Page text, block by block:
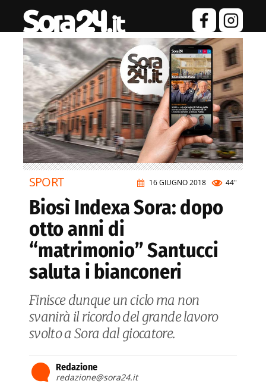
16 GIUGNO 2018 44"
SPORT
Biosì Indexa Sora: dopo
otto anni di
“matrimonio” Santucci
saluta i bianconeri
Finisce dunque un ciclo ma non
svanirà il ricordo del grande lavoro
svolto a Sora dal giocatore.
Redazione
redazione@sora24.it